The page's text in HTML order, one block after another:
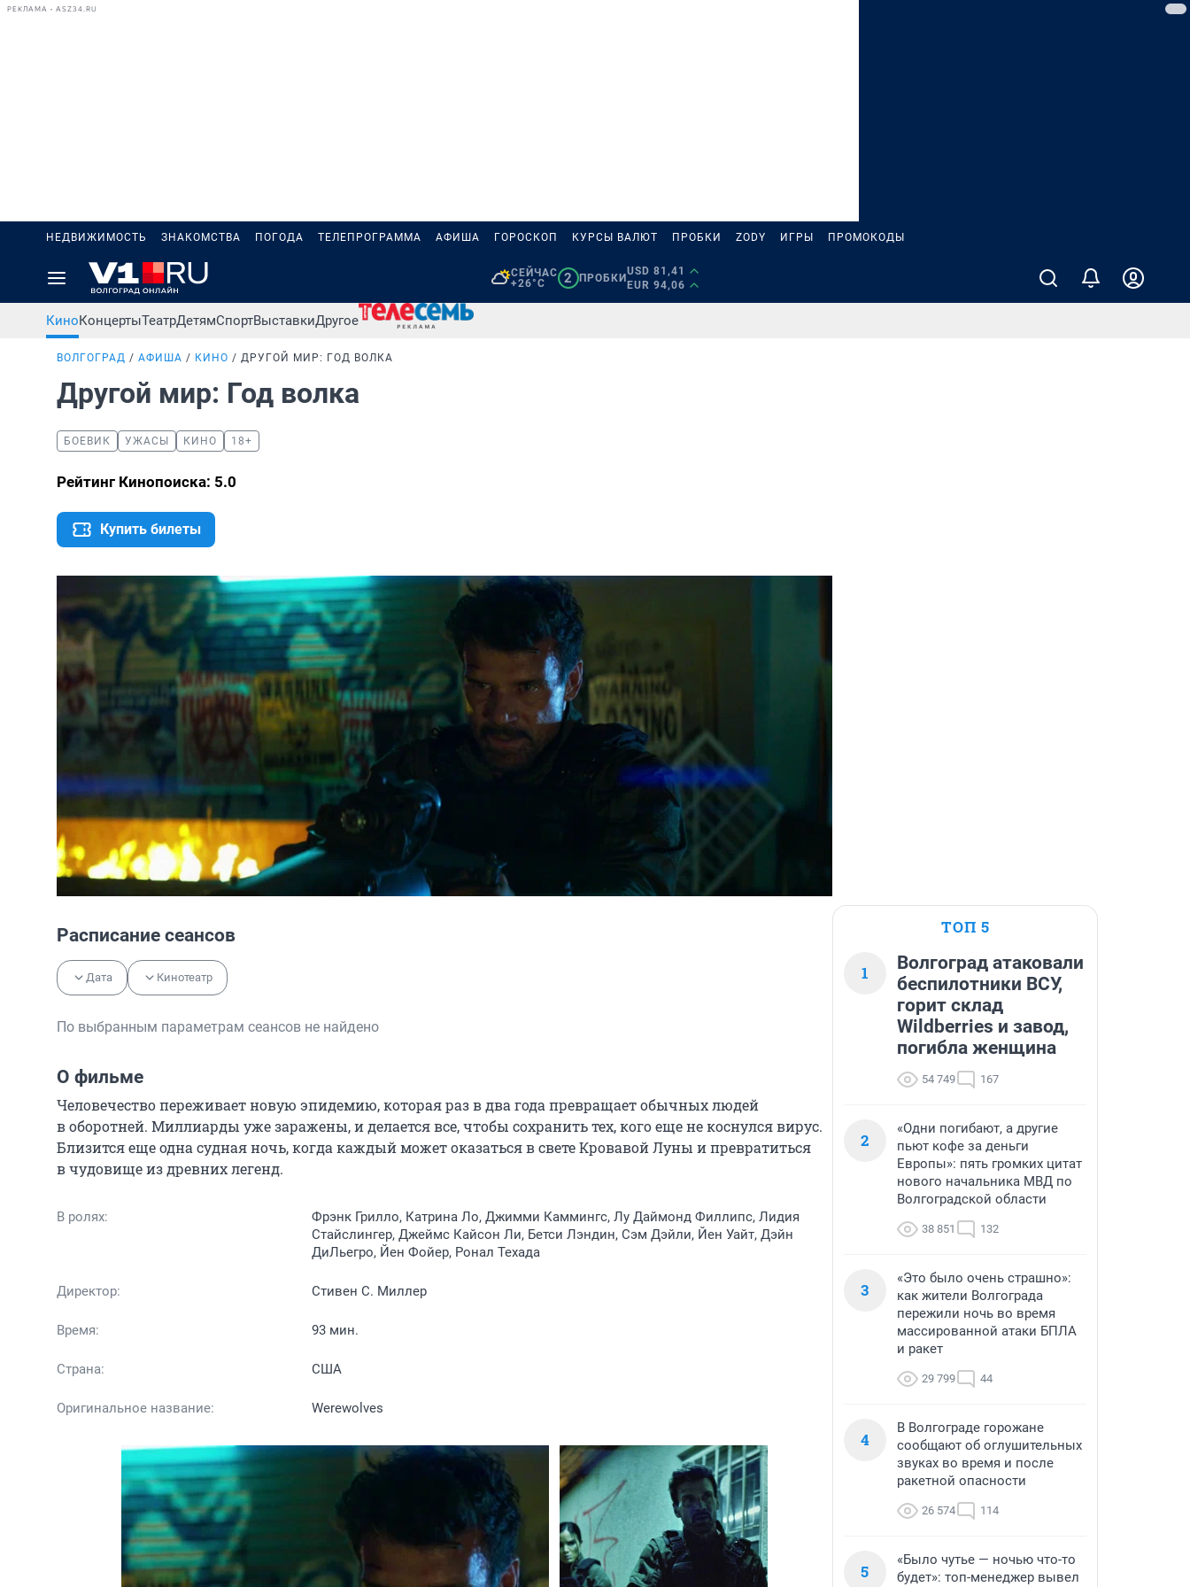
РЕКЛАМА • ASZ34.RU
НЕДВИЖИМОСТЬ ЗНАКОМСТВА ПОГОДА ТЕЛЕПРОГРАММА АФИША ГОРОСКОП КУРСЫ ВАЛЮТ ПРОБКИ ZODY ИГРЫ ПРОМОКОДЫ
СЕЙЧАС
+26°C
2 ПРОБКИ
USD 81,41
EUR 94,06
КиноКонцертыТеатрДетямСпортВыставкиДругое
ВОЛГОГРАД АФИША КИНО ДРУГОЙ МИР: ГОД ВОЛКА
Другой мир: Год волка
БОЕВИК УЖАСЫ КИНО 18+
Рейтинг Кинопоиска: 5.0
Купить билеты
Расписание сеансов
Дата Кинотеатр
По выбранным параметрам сеансов не найдено
О фильме
Человечество переживает новую эпидемию, которая раз в два года превращает обычных людей
в оборотней. Миллиарды уже заражены, и делается все, чтобы сохранить тех, кого еще не коснулся вирус.
Близится еще одна судная ночь, когда каждый может оказаться в свете Кровавой Луны и превратиться
в чудовище из древних легенд.
В ролях:
Фрэнк Грилло, Катрина Ло, Джимми Каммингс, Лу Даймонд Филлипс, Лидия
Стайслингер, Джеймс Кайсон Ли, Бетси Лэндин, Сэм Дэйли, Йен Уайт, Дэйн
ДиЛьегро, Йен Фойер, Ронал Техада
Директор: Стивен С. Миллер
Время: 93 мин.
Страна: США
Оригинальное название: Werewolves
ТОП 5
1
Волгоград атаковали
беспилотники ВСУ,
горит склад
Wildberries и завод,
погибла женщина
54 749 167
2
«Одни погибают, а другие
пьют кофе за деньги
Европы»: пять громких цитат
нового начальника МВД по
Волгоградской области
38 851 132
3
«Это было очень страшно»:
как жители Волгограда
пережили ночь во время
массированной атаки БПЛА
и ракет
29 799 44
4
В Волгограде горожане
сообщают об оглушительных
звуках во время и после
ракетной опасности
26 574 114
5
«Было чутье — ночью что-то
будет»: топ-менеджер вывел